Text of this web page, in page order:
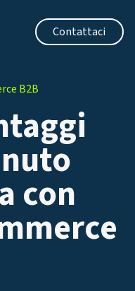
Contattaci
B2B
con